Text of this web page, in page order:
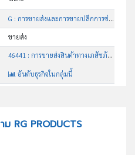
G : การขายส่งและการขายปลีกการซ่อมยานยนต์และ จักรยานยนต์
ขายส่ง
46441 : การขายส่งสินค้าทางเภสัชภัณฑ์และทางการแพทย์
อันดับธุรกิจในกลุ่มนี้
RG PRODUCTS